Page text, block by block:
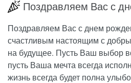
Поздравляем Вас с
Поздравляем Вас с днем
счастливым настоящим с
на будущее. Пусть Ваш выбор
пусть Ваша мечта всегда
жизнь всегда будет полна